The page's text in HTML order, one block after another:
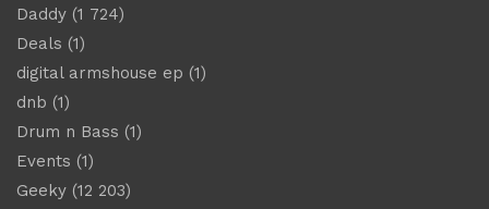
Daddy (1 724)
Deals (1)
digital armshouse ep (1)
dnb (1)
Drum n Bass (1)
Events (1)
Geeky (12 203)